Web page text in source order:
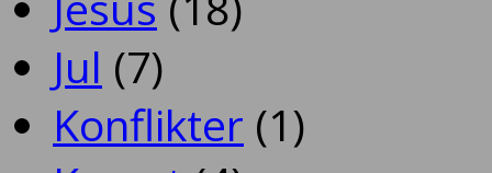
Jul (7)
Konflikter (1)